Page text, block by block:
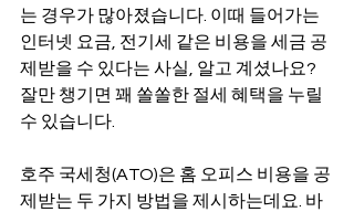
는 경우가 많아졌습니다. 이때 들어가는
인터넷 요금, 전기세 같은 비용을 세금 공
제받을 수 있다는 사실, 알고 계셨나요?
잘만 챙기면 꽤 쏠쏠한 절세 혜택을 누릴
수 있습니다.
호주 국세청(ATO)은 홈 오피스 비용을 공
제받는 두 가지 방법을 제시하는데요. 바